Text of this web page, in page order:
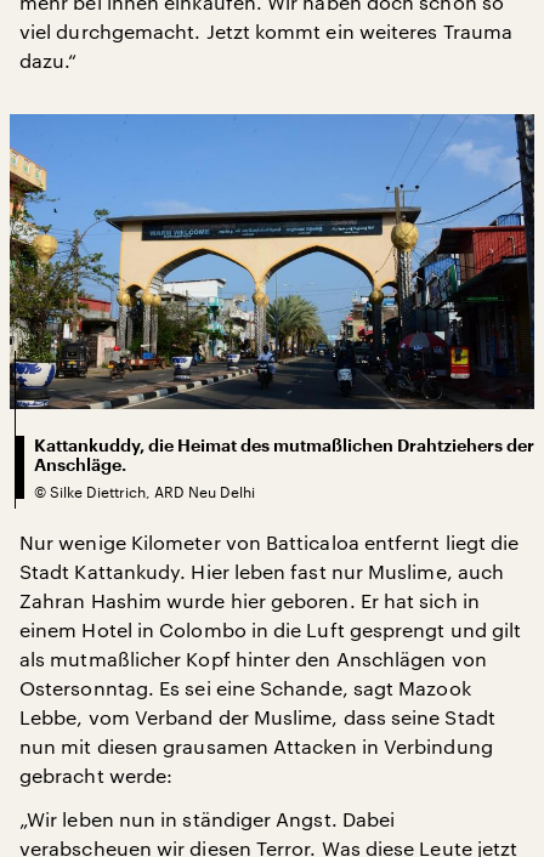
viel durchgemacht. Jetzt kommt ein weiteres Trauma
dazu.“
Kattankuddy, die Heimat des mutmaßlichen Drahtziehers der
Anschläge.
© Silke Diettrich, ARD Neu Delhi
Nur wenige Kilometer von Batticaloa entfernt liegt die
Stadt Kattankudy. Hier leben fast nur Muslime, auch
Zahran Hashim wurde hier geboren. Er hat sich in
einem Hotel in Colombo in die Luft gesprengt und gilt
als mutmaßlicher Kopf hinter den Anschlägen von
Ostersonntag. Es sei eine Schande, sagt Mazook
Lebbe, vom Verband der Muslime, dass seine Stadt
nun mit diesen grausamen Attacken in Verbindung
gebracht werde:
„Wir leben nun in ständiger Angst. Dabei
verabscheuen wir diesen Terror. Was diese Leute jetzt